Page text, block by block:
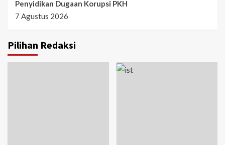
Penyidikan Dugaan Korupsi PKH
7 Agustus 2026
Pilihan Redaksi